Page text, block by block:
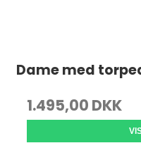
Dame med
1.495,00 DKK